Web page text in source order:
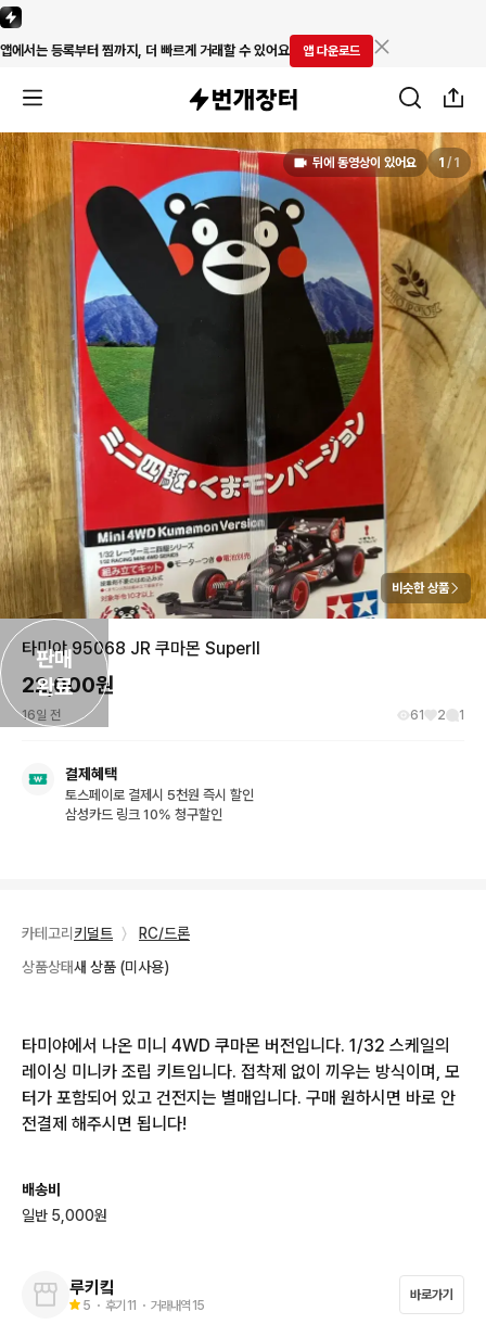
앱에서는 등록부터 찜까지, 더 빠르게 거래할 수 있어요 앱 다운로드
판매
완료
뒤에 동영상이 있어요 1 / 1
비슷한 상품
타미야 95068 JR 쿠마몬 SuperII
22,000원
16일 전 61 2 1
결제혜택
토스페이로 결제시 5천원 즉시 할인
삼성카드 링크 10% 청구할인
카테고리 키덜트 〉
RC/드론
상품상태새 상품 (미사용)
타미야에서 나온 미니 4WD 쿠마몬 버전입니다. 1/32 스케일의
레이싱 미니카 조립 키트입니다. 접착제 없이 끼우는 방식이며, 모
터가 포함되어 있고 건전지는 별매입니다. 구매 원하시면 바로 안
전결제 해주시면 됩니다!
배송비
일반 5,000원
루키킼
5 ・ 후기 11 ・ 거래내역 15
바로가기